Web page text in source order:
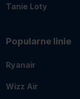
Tanie Loty
Popularne linie
Ryanair
Wizz Air